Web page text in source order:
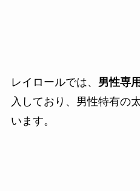
レイロールでは、 男性専
入しており、男性特有の
います。